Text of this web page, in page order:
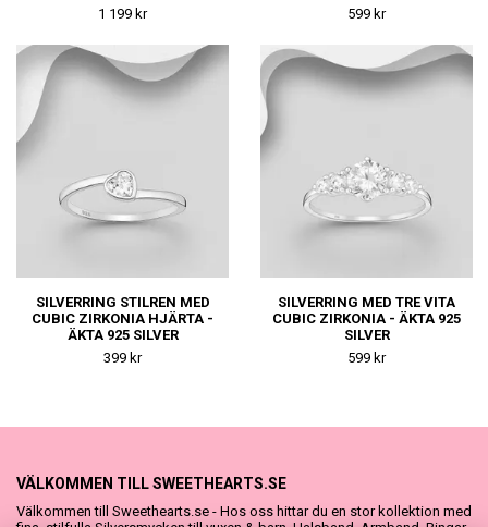
1 199 kr
599 kr
SILVERRING STILREN MED
CUBIC ZIRKONIA HJÄRTA -
ÄKTA 925 SILVER
399 kr
SILVERRING MED TRE VITA
CUBIC ZIRKONIA - ÄKTA 925
SILVER
599 kr
VÄLKOMMEN TILL SWEETHEARTS.SE
Välkommen till Sweethearts.se - Hos oss hittar du en stor kollektion med